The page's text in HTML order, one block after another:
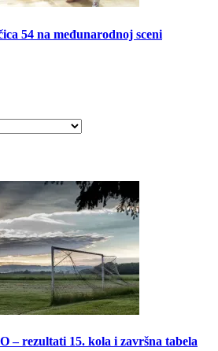
54 na međunarodnoj sceni
– rezultati 15. kola i završna tabela